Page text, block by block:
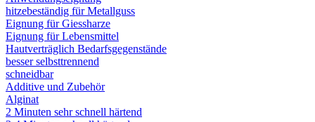
hitzebeständig für Metallguss
Eignung für Giessharze
Eignung für Lebensmittel
Hautverträglich Bedarfsgegenstände
besser selbsttrennend
schneidbar
Additive und Zubehör
Alginat
2 Minuten sehr schnell härtend